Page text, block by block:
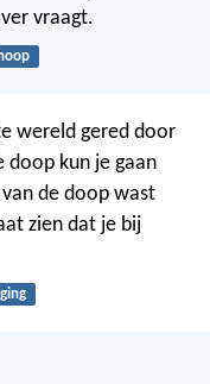
vraagt.
hoop
wereld gered door
kun je gaan
de doop wast
zien dat je bij